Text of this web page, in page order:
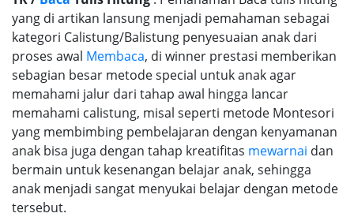
yang di artikan lansung menjadi pemahaman sebagai
kategori Calistung/Balistung penyesuaian anak dari
proses awal Membaca, di winner prestasi memberikan
sebagian besar metode special untuk anak agar
memahami jalur dari tahap awal hingga lancar
memahami calistung, misal seperti metode Montesori
yang membimbing pembelajaran dengan kenyamanan
anak bisa juga dengan tahap kreatifitas mewarnai dan
bermain untuk kesenangan belajar anak, sehingga
anak menjadi sangat menyukai belajar dengan metode
tersebut.